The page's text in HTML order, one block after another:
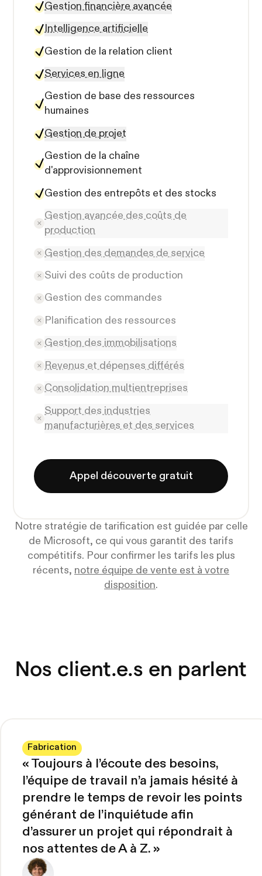
Gestion financière avancée
Intelligence artificielle
Gestion de la relation client
Services en ligne
Gestion de base des ressources
humaines
Gestion de projet
Gestion de la chaîne
d'approvisionnement
Gestion des entrepôts et des stocks
Gestion avancée des coûts de
production
Gestion des demandes de service
Suivi des coûts de production
Gestion des commandes
Planification des ressources
Gestion des immobilisations
Revenus et dépenses différés
Consolidation multientreprises
Support des industries
manufacturières et des services
Appel découverte gratuit
Notre stratégie de tarification est guidée par celle
de Microsoft, ce qui vous garantit des tarifs
compétitifs. Pour confirmer les tarifs les plus
récents, notre équipe de vente est à votre
disposition.
Nos client.e.s en parlent
Fabrication
« Toujours à l’écoute des besoins,
l’équipe de travail n’a jamais hésité à
prendre le temps de revoir les points
générant de l’inquiétude afin
d’assurer un projet qui répondrait à
nos attentes de A à Z. »